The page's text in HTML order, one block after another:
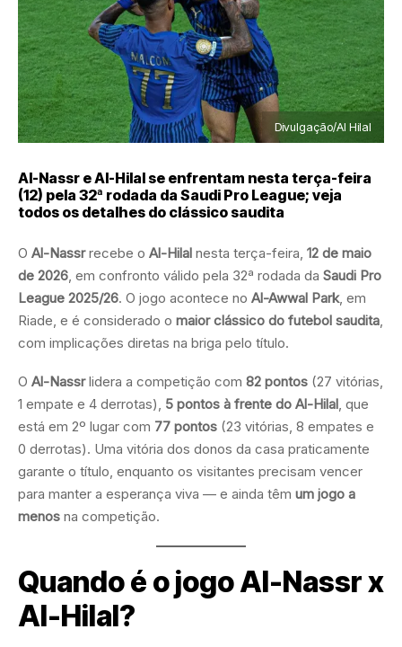
Divulgação/Al Hilal
Al-Nassr e Al-Hilal se enfrentam nesta terça-feira
(12) pela 32ª rodada da Saudi Pro League; veja
todos os detalhes do clássico saudita
O Al-Nassrrecebe o Al-Hilal nesta terça-feira, 12 de maio
de 2026, em confronto válido pela 32ª rodada da Saudi Pro
League 2025/26. O jogo acontece no Al-Awwal Park, em
Riade, e é considerado o maior clássico do futebol saudita,
com implicações diretas na briga pelo título.
O Al-Nassrlidera a competição com 82 pontos (27 vitórias,
1 empate e 4 derrotas), 5 pontos à frente do Al-Hilal, que
está em 2º lugar com 77 pontos (23 vitórias, 8 empates e
0 derrotas). Uma vitória dos donos da casa praticamente
garante o título, enquanto os visitantes precisam vencer
para manter a esperança viva — e ainda têm um jogo a
menos na competição.
Quando é o jogo Al-Nassr x
Al-Hilal?